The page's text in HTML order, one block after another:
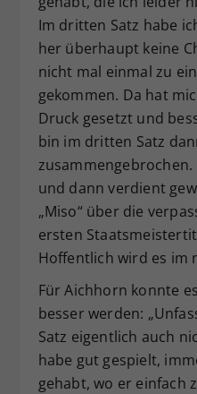
Im dritten Satz habe
her überhaupt keine
nicht mal einmal zu
gekommen. Da hat
Druck gesetzt und
bin im dritten Satz
und dann verdient
„Miso“ über die
ersten
Hoffentlich wird es im
Für Aichhorn konnte
besser werden:
Satz eigentlich auch
habe gut gespielt,
gehabt, wo er einfach